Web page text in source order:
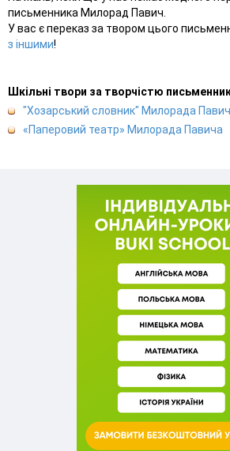
письменника Милорад Павич.
У вас є переказ за твором цього
з іншими!
Шкільні твори за творчістю
"Хозарський словник" Милорада
«Паперовий театр» Милорада Павича